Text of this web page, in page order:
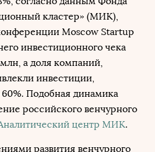
кластер» (МИК),
Moscow Startup
инвестиционного чека
а доля компаний,
инвестиции,
60%. Подобная динамика
российского венчурного
центр МИК.
развития венчурного